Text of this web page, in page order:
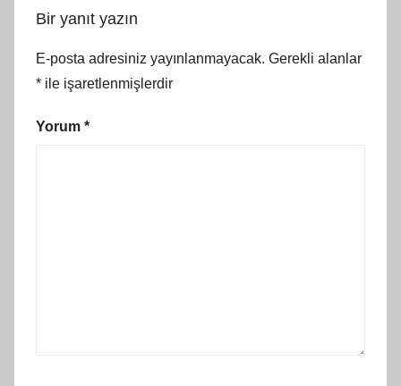
Bir yanıt yazın
E-posta adresiniz yayınlanmayacak. Gerekli alanlar
* ile işaretlenmişlerdir
Yorum *